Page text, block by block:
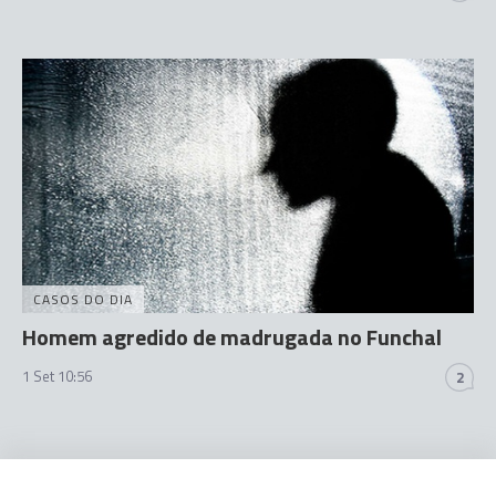
CASOS DO DIA
Homem agredido de madrugada no Funchal
1 Set 10:56 2